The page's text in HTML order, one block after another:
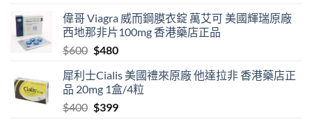
$529
through
偉哥 Viagra 威而鋼膜衣錠 萬艾可 美國輝瑞原廠
西地那非片100mg 香港藥店正品
$600 Original
was:
$600.
$480Current
is:
$480.
犀利士Cialis 美國禮來原廠 他達拉非 香港藥店正
品 20mg 1盒/4粒
$400 Original
$399Current